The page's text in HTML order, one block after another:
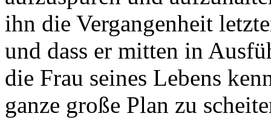
ihn die Vergangenheit
und dass er mitten in
die Frau seines Lebens
ganze große Plan zu